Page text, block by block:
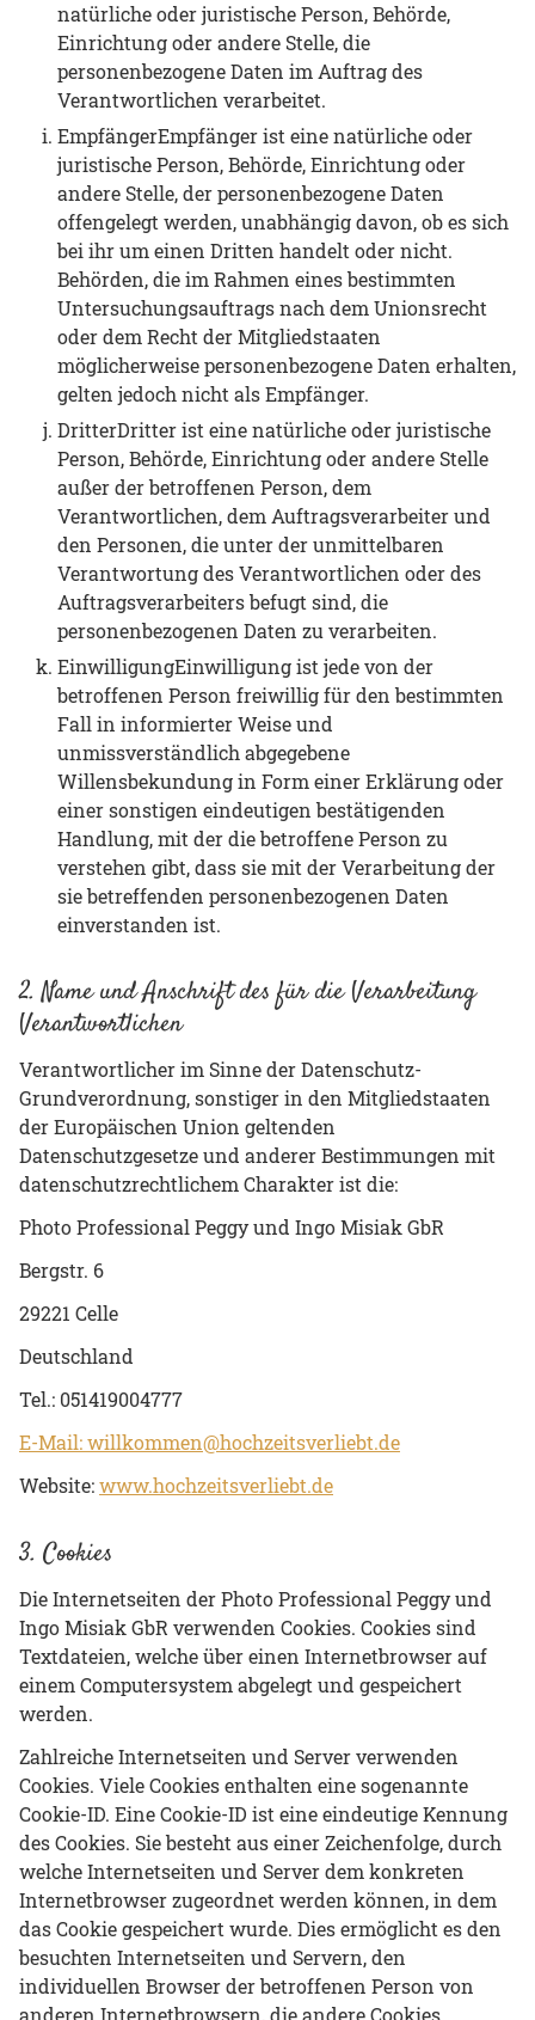
natürliche oder juristische Person, Behörde,
Einrichtung oder andere Stelle, die
personenbezogene Daten im Auftrag des
Verantwortlichen verarbeitet.
EmpfängerEmpfänger ist eine natürliche oder
juristische Person, Behörde, Einrichtung oder
andere Stelle, der personenbezogene Daten
offengelegt werden, unabhängig davon, ob es sich
bei ihr um einen Dritten handelt oder nicht.
Behörden, die im Rahmen eines bestimmten
Untersuchungsauftrags nach dem Unionsrecht
oder dem Recht der Mitgliedstaaten
möglicherweise personenbezogene Daten erhalten,
gelten jedoch nicht als Empfänger.
DritterDritter ist eine natürliche oder juristische
Person, Behörde, Einrichtung oder andere Stelle
außer der betroffenen Person, dem
Verantwortlichen, dem Auftragsverarbeiter und
den Personen, die unter der unmittelbaren
Verantwortung des Verantwortlichen oder des
Auftragsverarbeiters befugt sind, die
personenbezogenen Daten zu verarbeiten.
EinwilligungEinwilligung ist jede von der
betroffenen Person freiwillig für den bestimmten
Fall in informierter Weise und
unmissverständlich abgegebene
Willensbekundung in Form einer Erklärung oder
einer sonstigen eindeutigen bestätigenden
Handlung, mit der die betroffene Person zu
verstehen gibt, dass sie mit der Verarbeitung der
sie betreffenden personenbezogenen Daten
einverstanden ist.
2. Name und Anschrift des für die Verarbeitung
Verantwortlichen
Verantwortlicher im Sinne der Datenschutz-
Grundverordnung, sonstiger in den Mitgliedstaaten
der Europäischen Union geltenden
Datenschutzgesetze und anderer Bestimmungen mit
datenschutzrechtlichem Charakter ist die:
Photo Professional Peggy und Ingo Misiak GbR
Bergstr. 6
29221 Celle
Deutschland
Tel.: 051419004777
E-Mail: willkommen@hochzeitsverliebt.de
Website:www.hochzeitsverliebt.de
3. Cookies
Die Internetseiten der Photo Professional Peggy und
Ingo Misiak GbR verwenden Cookies. Cookies sind
Textdateien, welche über einen Internetbrowser auf
einem Computersystem abgelegt und gespeichert
werden.
Zahlreiche Internetseiten und Server verwenden
Cookies. Viele Cookies enthalten eine sogenannte
Cookie-ID. Eine Cookie-ID ist eine eindeutige Kennung
des Cookies. Sie besteht aus einer Zeichenfolge, durch
welche Internetseiten und Server dem konkreten
Internetbrowser zugeordnet werden können, in dem
das Cookie gespeichert wurde. Dies ermöglicht es den
besuchten Internetseiten und Servern, den
individuellen Browser der betroffenen Person von
anderen Internetbrowsern, die andere Cookies